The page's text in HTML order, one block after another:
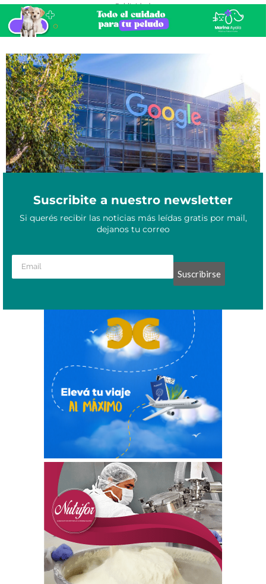
- Publicidad -
Google invierte 850 millones de dólares para construir un centro
de datos en Uruguay
Septiembre 8, 2024
Suscribite a nuestro newsletter
Si querés recibir las noticias más leídas gratis por mail,
dejanos tu correo
Suscribirse